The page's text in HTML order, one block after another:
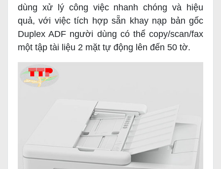
dùng xử lý công việc nhanh chóng và hiệu
quả, với việc tích hợp sẵn khay nạp bản gốc
Duplex ADF người dùng có thể copy/scan/fax
một tập tài liệu 2 mặt tự động lên đến 50 tờ.